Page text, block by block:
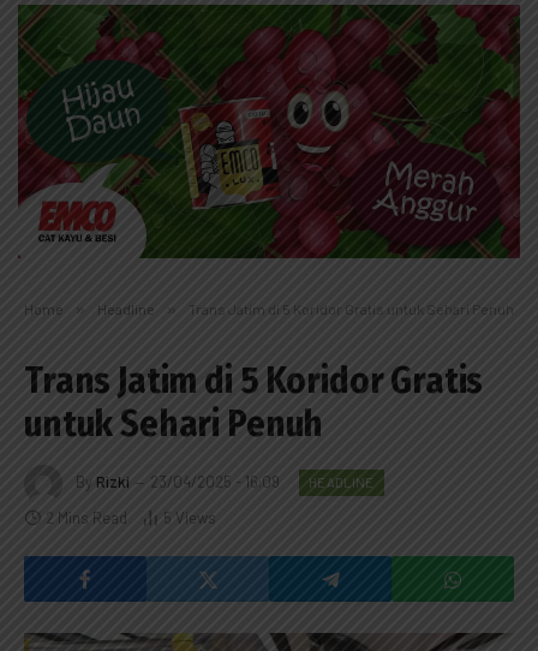
Home » Headline » Trans Jatim di 5 Koridor Gratis untuk Sehari Penuh
Trans Jatim di 5 Koridor Gratis
untuk Sehari Penuh
By Rizki 23/04/2025 - 16:09 HEADLINE
2 Mins Read 5 Views